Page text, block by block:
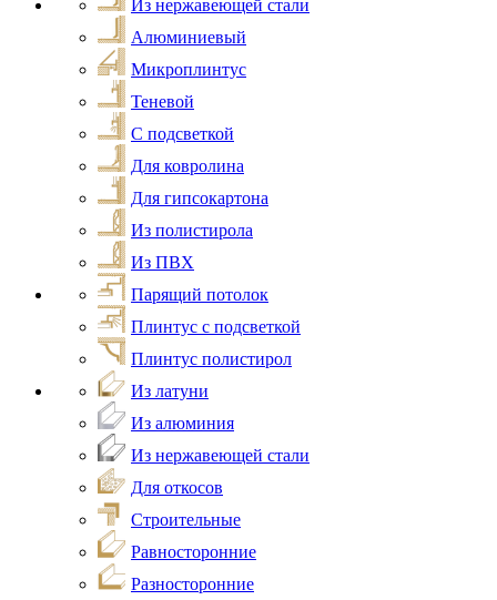
Из нержавеющей стали
Алюминиевый
Микроплинтус
Теневой
С подсветкой
Для ковролина
Для гипсокартона
Из полистирола
Из ПВХ
Парящий потолок
Плинтус с подсветкой
Плинтус полистирол
Из латуни
Из алюминия
Из нержавеющей стали
Для откосов
Строительные
Равносторонние
Разносторонние